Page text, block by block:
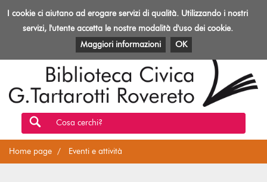
Toggle
Biblioteca
Rovereto
EVENTI E ATTIVITÀ PATRIMONIO E RISORSE
Cosa cerchi?
Home page Eventi e attività
I cookie ci aiutano ad erogare servizi di qualità. Utilizzando i nostri
servizi, l'utente accetta le nostre modalità d'uso dei cookie.
Maggiori informazioni
OK